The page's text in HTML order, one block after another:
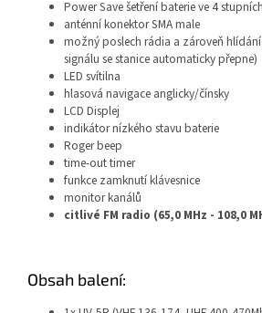
Power Save šetření baterie ve 4 stupních
anténní konektor SMA male
možný poslech rádia a zároveň
signálu se stanice automaticky přepne)
LED svítilna
hlasová navigace anglicky/čínsky
LCD Displej
indikátor nízkého stavu baterie
Roger beep
time-out timer
funkce zamknutí klávesnice
monitor kanálů
citlivé FM radio (65,0 MHz - 108,0
Obsah balení: